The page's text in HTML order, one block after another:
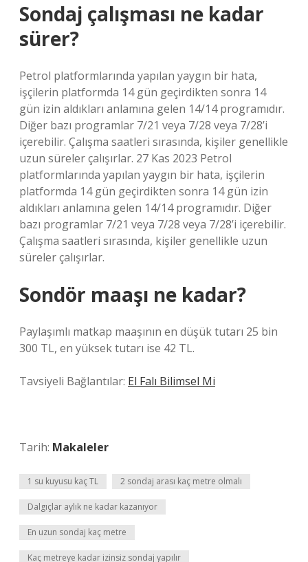
Sondaj çalışması ne kadar
sürer?
Petrol platformlarında yapılan yaygın bir hata,
işçilerin platformda 14 gün geçirdikten sonra 14
gün izin aldıkları anlamına gelen 14/14 programıdır.
Diğer bazı programlar 7/21 veya 7/28 veya 7/28’i
içerebilir. Çalışma saatleri sırasında, kişiler genellikle
uzun süreler çalışırlar. 27 Kas 2023 Petrol
platformlarında yapılan yaygın bir hata, işçilerin
platformda 14 gün geçirdikten sonra 14 gün izin
aldıkları anlamına gelen 14/14 programıdır. Diğer
bazı programlar 7/21 veya 7/28 veya 7/28’i içerebilir.
Çalışma saatleri sırasında, kişiler genellikle uzun
süreler çalışırlar.
Sondör maaşı ne kadar?
Paylaşımlı matkap maaşının en düşük tutarı 25 bin
300 TL, en yüksek tutarı ise 42 TL.
Tavsiyeli Bağlantılar: El Falı Bilimsel Mi
Tarih: Makaleler
1 su kuyusu kaç TL 2 sondaj arası kaç metre olmalı
Dalgıçlar aylık ne kadar kazanıyor
En uzun sondaj kaç metre
Kaç metreye kadar izinsiz sondaj yapılır